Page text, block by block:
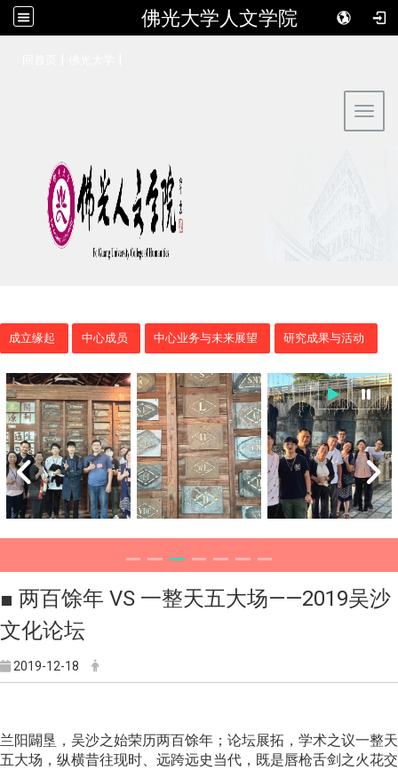
佛光大学人文学院
成立缘起 中心成员 中心业务与未来展望 研究成果与活动
​■ 两百馀年 VS 一整天五大场——2019吴沙
文化论坛
2019-12-18
兰阳闢垦，吴沙之始荣历两百馀年；论坛展拓，学术之议一整天
五大场，纵横昔往现时、远跨远史当代，既是唇枪舌剑之火花交